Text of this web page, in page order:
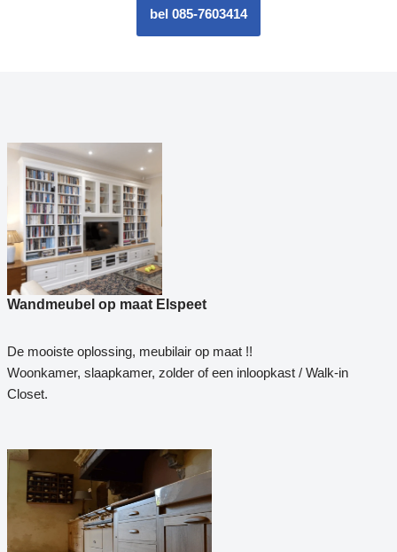
bel 085-7603414
Wandmeubel op maat Elspeet
De mooiste oplossing, meubilair op maat !!
Woonkamer, slaapkamer, zolder of een inloopkast / Walk-in
Closet.